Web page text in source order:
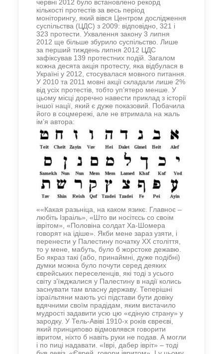
червні 2012 було встановлено рекорд
кількості протестів за весь період
моніторингу, який вівся Центром дослідження
суспільства (ЦДС) з 2009: відповідно, 321 і
323 протести. Ухвалення закону 3 липня
2012 ще більше збурило суспільство. Лише
за перший тиждень липня 2012 ЦДС
зафіксував 139 протестних подій. Загалом
кожна десята акція протесту, яка відбулася в
Україні у 2012, стосувалася мовного питання.
У 2010 та 2011 мовні акції складали лише 2%
від усіх протестів, тобто уп’ятеро менше. У
цьому місці доречно навести приклад з історії
іншої нації, який є дуже показовий. Побачила
його в соцмережі, але не втримала на жаль
ім’я автора:
««Какая разьніца, на каком язикє. Главноє –
любіть Ізраіль», «Што ви носітєсь со своім
іврітом», «Половіна солдат Ха-Шомера
говорят на ідіше». Якби мене зараз узяти, і
перенести у Палестину початку ХХ століття,
то у мене, мабуть, було б жорстоке дежавю.
Бо якраз такі (або, принаймні, дуже подібні)
думки можна було почути серед деяких
єврейських переселенців, які тоді з усього
світу з’їжджалися у Палестину в надії колись
заснувати там власну державу. Теперішні
ізраїльтяни мають усі підстави бути довіку
вдячними своїм прадідам, яким вистачило
мудрості задавити усю цю «єдіную страну» у
зародку. У Тель-Авіві 1910-х років євреєві,
який принципово відмовлявся говорити
івритом, ніхто б навіть руки не подав. А могли
і по пиці надавати. «Іврі, дабер івріт» – тоді